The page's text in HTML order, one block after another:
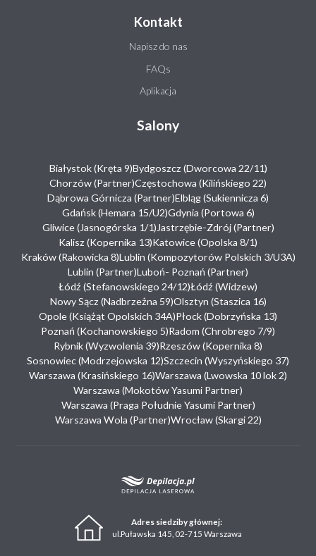
Kontakt
Napisz do nas
FAQs
Aplikacja
Salony
Białystok (Kręta 9)Bydgoszcz (Dworcowa 22/11)
Chorzów (Partner)Częstochowa (Kilińskiego 22)
Dąbrowa Górnicza (Partner)Elbląg (Sukiennicza 6)
Gdańsk (Hemara 15/U2)Gdynia (Portowa 6)
Gliwice (Jasnogórska 1/1) Jastrzębie-Zdrój (Partner)
Kalisz (Kopernika 13)Katowice (Opolska 8/1)
Kraków (Rakowicka 8)Lublin (Kompozytorów Polskich 3/U3A)
Lublin (Partner)Luboń- Poznań (Partner)
Łódź (Stefanowskiego 24/12)Łódź (Widzew)
Nowy Sącz (Nadbrzeżna 59)Olsztyn (Staszica 16)
Opole (Książąt Opolskich 34A)Płock (Dobrzyńska 13)
Poznań (Kochanowskiego 5)Radom (Chrobrego 7/9)
Rybnik (Wyzwolenia 39)Rzeszów (Kopernika 8)
Sosnowiec (Modrzejowska 12)Szczecin (Wyszyńskiego 37)
Warszawa (Krasińskiego 16)Warszawa (Lwowska 10 lok 2)
Warszawa (Mokotów Yasumi Partner)
Warszawa (Praga Południe Yasumi Partner)
Warszawa Wola (Partner)Wrocław (Skargi 22)
Adres siedziby głównej:
ul.Puławska 145, 02-715 Warszawa